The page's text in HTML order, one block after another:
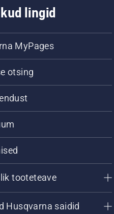
lingid
MyPages
otsing
tooteteave
Husqvarna saidid